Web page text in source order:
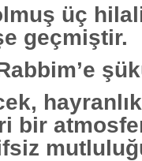
üç
geçmiştir.
bir